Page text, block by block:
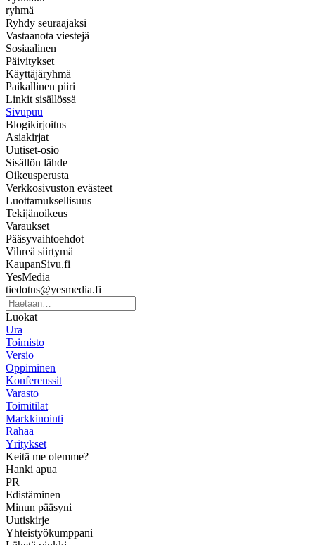
ryhmä
Ryhdy seuraajaksi
Vastaanota viestejä
Sosiaalinen
Päivitykset
Käyttäjäryhmä
Paikallinen piiri
Linkit sisällössä
Sivupuu
Blogikirjoitus
Asiakirjat
Uutiset-osio
Sisällön lähde
Oikeusperusta
Verkkosivuston evästeet
Luottamuksellisuus
Tekijänoikeus
Varaukset
Pääsyvaihtoehdot
Vihreä siirtymä
KaupanSivu.fi
YesMedia
tiedotus@yesmedia.fi
Luokat
Ura
Toimisto
Versio
Oppiminen
Konferenssit
Varasto
Toimitilat
Markkinointi
Rahaa
Yritykset
Keitä me olemme?
Hanki apua
PR
Edistäminen
Minun pääsyni
Uutiskirje
Yhteistyökumppani